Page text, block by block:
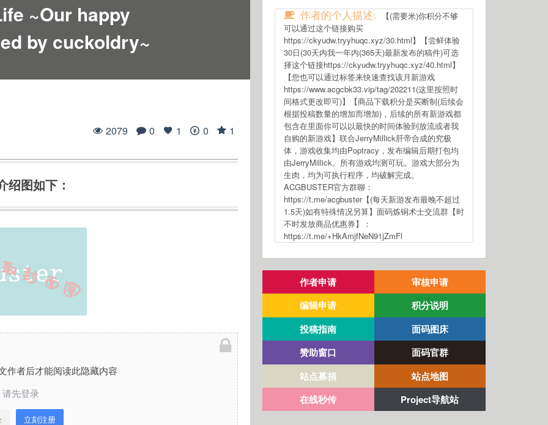
~Our happy
by cuckoldry~
2079 0 1 0 1
绍图如下：
作者后才能阅读此隐藏内容
请先登录
立刻注册
作者的个人描述:
【(需要米)你积分不够
可以通过这个链接购买
https://ckyudw.tryyhuqc.xyz/30.html】【尝鲜体验
30日(30天内我一年内(365天)最新发布的稿件)可选
择这个链接https://ckyudw.tryyhuqc.xyz/40.html】
【您也可以通过标签来快速查找该月新游戏
https://www.acgcbk33.vip/tag/202211(这里按照时
间格式更改即可)】【商品下载积分是买断制(后续会
根据投稿数量的增加而增加)，后续的所有新游戏都
包含在里面你可以以最快的时间体验到放流或者我
自购的新游戏】联合JerryMillick肝帝合成的究极
体，游戏收集均由Poptracy，发布编辑后期打包均
由JerryMillick。所有游戏均测可玩。游戏大部分为
生肉，均为可执行程序，均破解完成。
ACGBUSTER官方群聊：
https://t.me/acgbuster【(每天新游发布最晚不超过
1.5天)如有特殊情况另算】面码炼铜术士交流群【时
不时发放商品优惠券】：
https://t.me/+HkAmjfNeN91jZmFl
作者申请
审核申请
编辑申请
积分说明
投稿指南
面码图床
赞助窗口
面码官群
站点募捐
站点地图
在线秒传
Project导航站